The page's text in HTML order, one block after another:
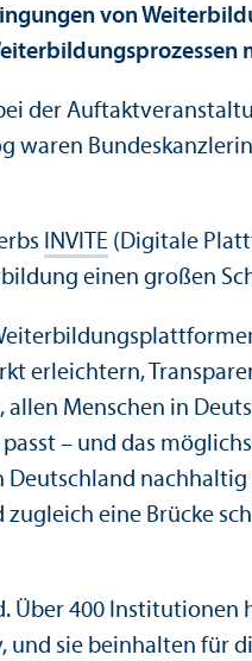
von
der
waren
INVITE (Digitale
einen großen
erleichtern,
Menschen in
– und das
eine Brücke
Über 400
sie beinhalten für